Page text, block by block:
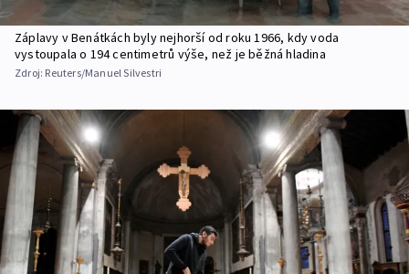
Záplavy v Benátkách byly nejhorší od roku 1966, kdy voda
vystoupala o 194 centimetrů výše, než je běžná hladina
Zdroj: Reuters/Manuel Silvestri